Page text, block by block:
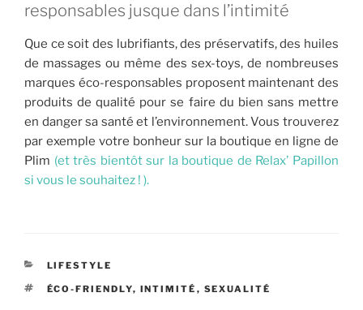
responsables jusque dans l’intimité
Que ce soit des lubrifiants, des préservatifs, des huiles
de massages ou même des sex-toys, de nombreuses
marques éco-responsables proposent maintenant des
produits de qualité pour se faire du bien sans mettre
en danger sa santé et l’environnement. Vous trouverez
par exemple votre bonheur sur la boutique en ligne de
Plim (et très bientôt sur la boutique de Relax’ Papillon
si vous le souhaitez ! ).
CATÉGORIES
LIFESTYLE
ÉTIQUETTES
ÉCO-FRIENDLY, INTIMITÉ , SEXUALITÉ